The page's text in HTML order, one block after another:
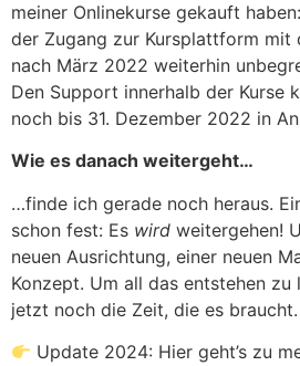
meiner Onlinekurse gekauft
der Zugang zur Kursplattform mit
nach März 2022 weiterhin
Den Support innerhalb der Kurse
noch bis 31. Dezember 2022 in
Wie es danach weitergeht…
…finde ich gerade noch heraus.
schon fest: Es wird weitergehen!
neuen Ausrichtung, einer neuen
Konzept. Um all das entstehen zu
jetzt noch die Zeit, die es braucht.
Update 2024: Hier geht’s zu